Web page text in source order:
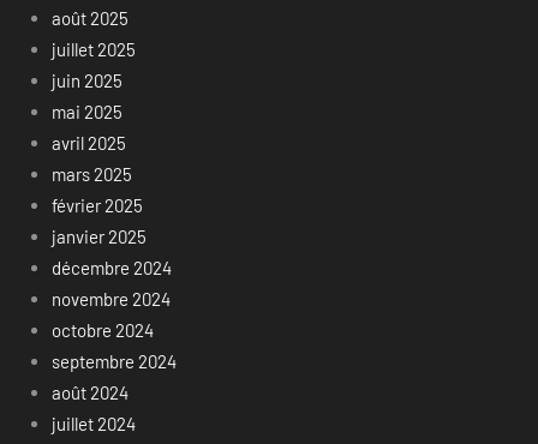
août 2025
juillet 2025
juin 2025
mai 2025
avril 2025
mars 2025
février 2025
janvier 2025
décembre 2024
novembre 2024
octobre 2024
septembre 2024
août 2024
juillet 2024